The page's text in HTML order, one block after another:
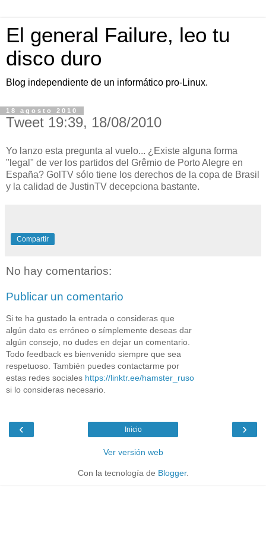
El general Failure, leo tu
disco duro
Blog independiente de un informático pro-Linux.
18 agosto 2010
Tweet 19:39, 18/08/2010
Yo lanzo esta pregunta al vuelo... ¿Existe alguna forma
"legal" de ver los partidos del Grêmio de Porto Alegre en
España? GolTV sólo tiene los derechos de la copa de Brasil
y la calidad de JustinTV decepciona bastante.
Compartir
No hay comentarios:
Publicar un comentario
Si te ha gustado la entrada o consideras que
algún dato es erróneo o símplemente deseas dar
algún consejo, no dudes en dejar un comentario.
Todo feedback es bienvenido siempre que sea
respetuoso. También puedes contactarme por
estas redes sociales https://linktr.ee/hamster_ruso
si lo consideras necesario.
‹ ›
Inicio
Ver versión web
Con la tecnología de Blogger.